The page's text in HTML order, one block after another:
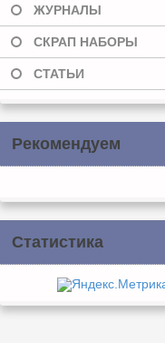
ЖУРНАЛЫ
СКРАП НАБОРЫ
СТАТЬИ
Рекомендуем
Статистика